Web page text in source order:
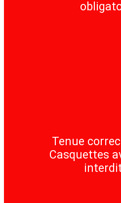
Tenue
Casquettes